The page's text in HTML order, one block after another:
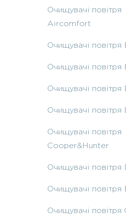
Очищувачі повітря
Aircomfort
Очищувачі повітря
Очищувачі повітря
Очищувачі повітря
Очищувачі повітря
Очищувачі повітря
Cooper&Hunter
Очищувачі повітря
Очищувачі повітря
Очищувачі повітря